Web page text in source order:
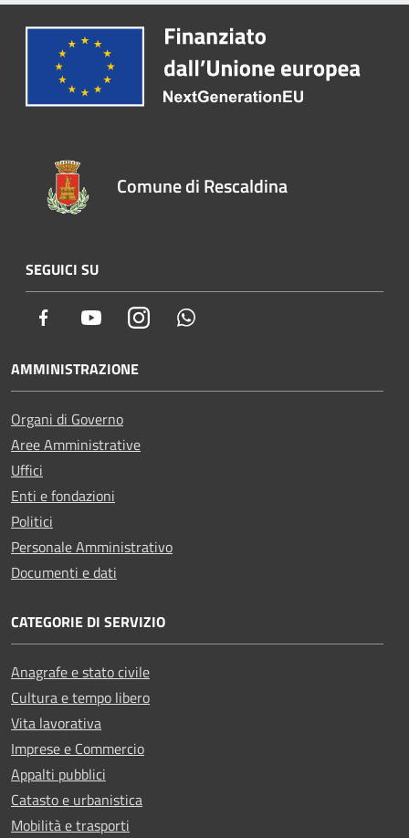
Comune di Rescaldina
SEGUICI SU
Facebook YoutubeInstagram
AMMINISTRAZIONE
Organi di Governo
Aree Amministrative
Uffici
Enti e fondazioni
Politici
Personale Amministrativo
Documenti e dati
CATEGORIE DI SERVIZIO
Anagrafe e stato civile
Cultura e tempo libero
Vita lavorativa
Imprese e Commercio
Appalti pubblici
Catasto e urbanistica
Mobilità e trasporti